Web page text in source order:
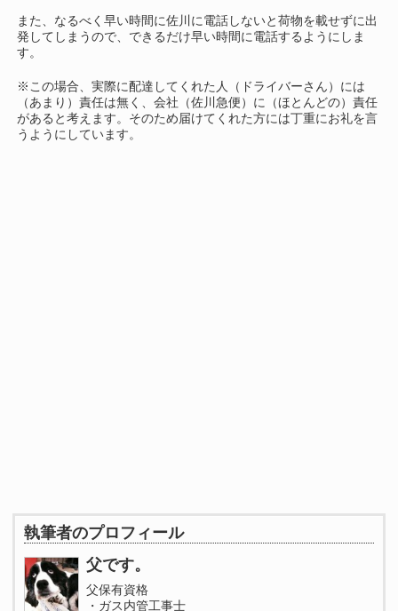
また、なるべく早い時間に佐川に電話しないと荷物を載せずに出
発してしまうので、できるだけ早い時間に電話するようにしま
す。
※この場合、実際に配達してくれた人（ドライバーさん）には
（あまり）責任は無く、会社（佐川急便）に（ほとんどの）責任
があると考えます。そのため届けてくれた方には丁重にお礼を言
うようにしています。
執筆者のプロフィール
父です。
父保有資格
・ガス内管工事士